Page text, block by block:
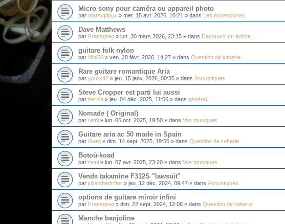
Micro sony pour caméra ou appareil photo
par marsupioux » mer. 15 avr. 2026, 10:21 » dans Les accessoires
Dave Matthews
par Fransgreg » lun. 30 mars 2026, 23:15 » dans Découvrir un artiste...
guitare folk nylon
par Nini56 » ven. 20 févr. 2026, 14:27 » dans Question de lutherie
Rare guitare romantique Aria
par youlix42 » jeu. 15 janv. 2026, 00:35 » dans Acoustiques
Steve Cropper est parti lui aussi
par bernie » jeu. 04 déc. 2025, 11:56 » dans général...
Nomade ( Original)
par remi » lun. 06 oct. 2025, 19:50 » dans Vos musiques
Guitare aria ac 50 made in Spain
par Gorg » dim. 14 sept. 2025, 19:56 » dans Question de lutherie
Botoù-koad
par remi » lun. 07 avr. 2025, 23:20 » dans Vos musiques
Vends takamine F312S "lawsuit"
par julianthedrifter » jeu. 12 déc. 2024, 09:47 » dans Acoustiques
options de guitare miroir infini
par Fransgreg » dim. 22 sept. 2024, 12:06 » dans Question de lutherie
Manche banjoline